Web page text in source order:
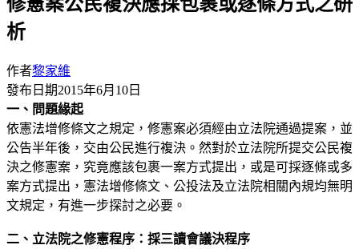
析
作者黎家維
發布日期2015年6月10日
一、問題緣起
依憲法增修條文之規定，修憲案必須經由立法院通過提案，並
公告半年後，交由公民進行複決。然對於立法院所提交公民複
決之修憲案，究竟應該包裹一案方式提出，或是可採逐條或多
案方式提出，憲法增修條文、公投法及立法院相關內規均無明
文規定，有進一步探討之必要。
二、立法院之修憲程序：採三讀會議決程序